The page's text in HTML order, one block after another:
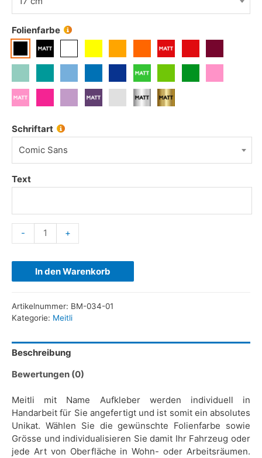
Folienfarbe
Schriftart
Comic Sans
Text
- +
In den Warenkorb
Artikelnummer: BM-034-01
Kategorie: Meitli
Beschreibung
Bewertungen (0)
Meitli mit Name Aufkleber werden individuell in
Handarbeit für Sie angefertigt und ist somit ein absolutes
Unikat. Wählen Sie die gewünschte Folienfarbe sowie
Grösse und individualisieren Sie damit Ihr Fahrzeug oder
jede Art von Oberfläche in Wohn- oder Arbeitsräumen.